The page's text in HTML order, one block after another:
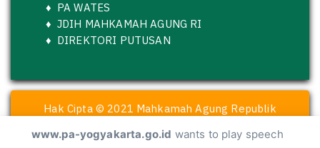
♦ PA WATES
♦ JDIH MAHKAMAH AGUNG RI
♦ DIREKTORI PUTUSAN
Hak Cipta © 2021 Mahkamah Agung Republik
dikembangkan oleh Pengadilan Agama Yogyakarta
www.pa-yogyakarta.go.id wants to play speech